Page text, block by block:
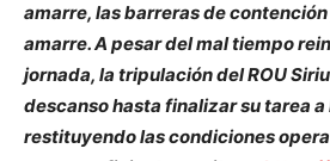
amarre, las barreras de
amarre. A pesar del mal tiempo
jornada, la tripulación del ROU
descanso hasta finalizar su tarea a
restituyendo las condiciones